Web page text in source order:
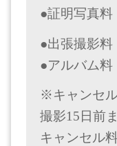
●証明写真料
●出張撮影
●アルバム
※キャンセ
撮影15日前
キャンセル